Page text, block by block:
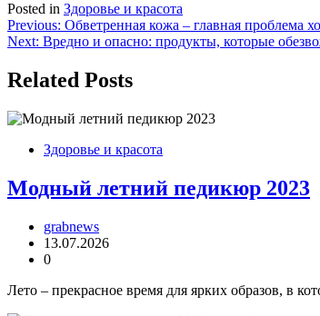
Posted in Здоровье и красота
Навигация
по
записям
Previous: Обветренная кожа – главная проблема
Next: Вредно и опасно: продукты, которые
Related Posts
Здоровье и красота
Модный летний педикюр 2023
grabnews
13.07.2026
0
Лето – прекрасное время для ярких образов, в